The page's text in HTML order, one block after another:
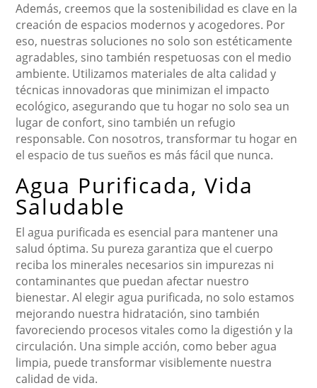
Además, creemos que la sostenibilidad es clave en la
creación de espacios modernos y acogedores. Por
eso, nuestras soluciones no solo son estéticamente
agradables, sino también respetuosas con el medio
ambiente. Utilizamos materiales de alta calidad y
técnicas innovadoras que minimizan el impacto
ecológico, asegurando que tu hogar no solo sea un
lugar de confort, sino también un refugio
responsable. Con nosotros, transformar tu hogar en
el espacio de tus sueños es más fácil que nunca.
Agua Purificada, Vida
Saludable
El agua purificada es esencial para mantener una
salud óptima. Su pureza garantiza que el cuerpo
reciba los minerales necesarios sin impurezas ni
contaminantes que puedan afectar nuestro
bienestar. Al elegir agua purificada, no solo estamos
mejorando nuestra hidratación, sino también
favoreciendo procesos vitales como la digestión y la
circulación. Una simple acción, como beber agua
limpia, puede transformar visiblemente nuestra
calidad de vida.